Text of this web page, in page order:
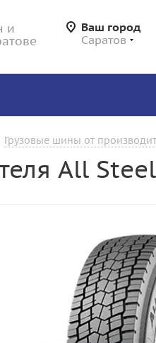
и
Ваш город
Саратов
Грузовые шины от
All